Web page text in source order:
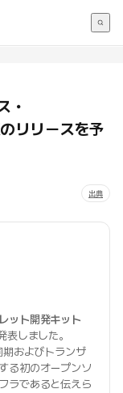
・
リリースを予
出典
ット開発キット
しました。
期およびトランザ
る初のオープンソ
ラであると伝えら